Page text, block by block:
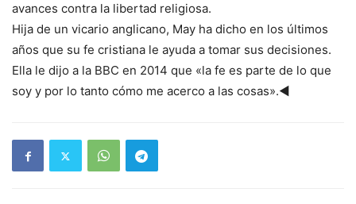
avances contra la libertad religiosa.
Hija de un vicario anglicano, May ha dicho en los últimos
años que su fe cristiana le ayuda a tomar sus decisiones.
Ella le dijo a la BBC en 2014 que «la fe es parte de lo que
soy y por lo tanto cómo me acerco a las cosas».◄